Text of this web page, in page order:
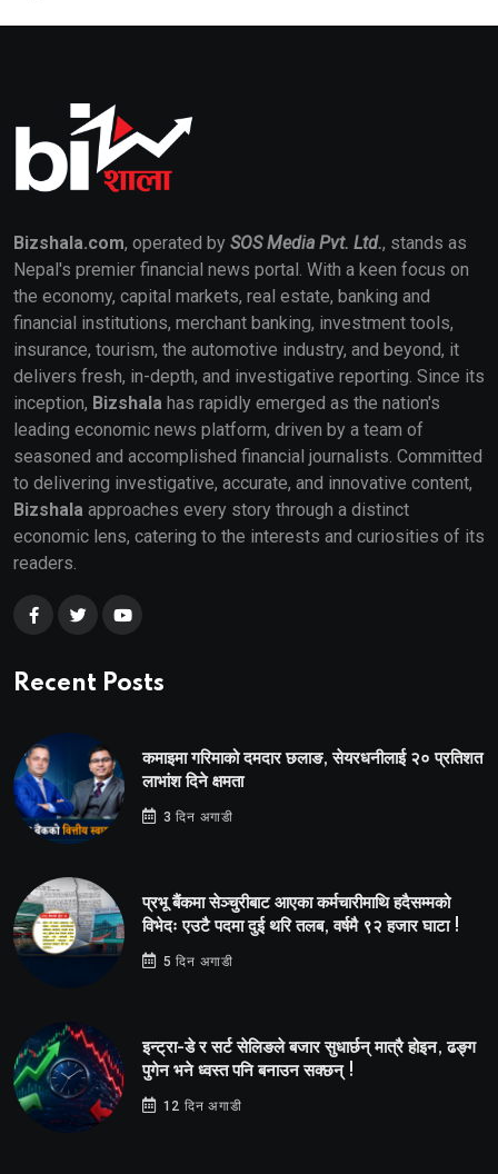
Bizshala.com, operated by SOS Media Pvt. Ltd., stands as
Nepal's premier financial news portal. With a keen focus on
the economy, capital markets, real estate, banking and
financial institutions, merchant banking, investment tools,
insurance, tourism, the automotive industry, and beyond, it
delivers fresh, in-depth, and investigative reporting. Since its
inception, Bizshala has rapidly emerged as the nation's
leading economic news platform, driven by a team of
seasoned and accomplished financial journalists. Committed
to delivering investigative, accurate, and innovative content,
Bizshala approaches every story through a distinct
economic lens, catering to the interests and curiosities of its
readers.
Recent Posts
कमाइमा गरिमाको दमदार छलाङ, सेयरधनीलाई २० प्रतिशत
लाभांश दिने क्षमता
3 दिन अगाडी
प्रभू बैंकमा सेञ्चुरीबाट आएका कर्मचारीमाथि हदैसम्मको
विभेदः एउटै पदमा दुई थरि तलब, वर्षमै ९२ हजार घाटा !
5 दिन अगाडी
इन्ट्रा-डे र सर्ट सेलिङले बजार सुधार्छन् मात्रै होइन, ढङ्ग
पुगेन भने ध्वस्त पनि बनाउन सक्छन् !
12 दिन अगाडी